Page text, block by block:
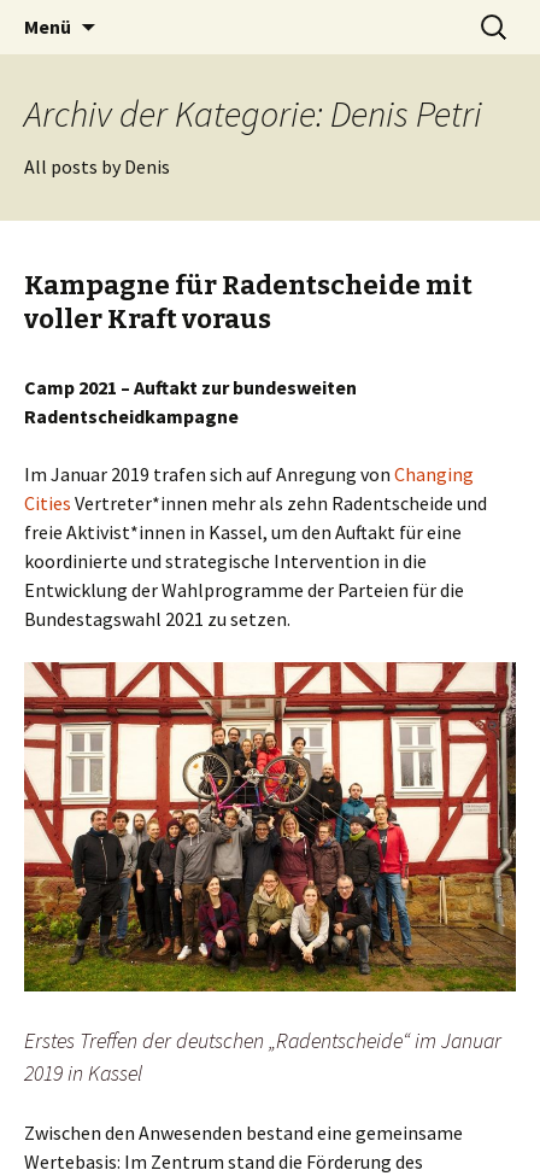
BREMENIZE
Menü
Suchen
nach:
Archiv der Kategorie: Denis Petri
All posts by Denis
Kampagne für Radentscheide mit
voller Kraft voraus
Camp 2021 – Auftakt zur bundesweiten
Radentscheidkampagne
Im Januar 2019 trafen sich auf Anregung von Changing
Cities Vertreter*innen mehr als zehn Radentscheide und
freie Aktivist*innen in Kassel, um den Auftakt für eine
koordinierte und strategische Intervention in die
Entwicklung der Wahlprogramme der Parteien für die
Bundestagswahl 2021 zu setzen.
Erstes Treffen der deutschen „Radentscheide“ im Januar
2019 in Kassel
Zwischen den Anwesenden bestand eine gemeinsame
Wertebasis: Im Zentrum stand die Förderung des